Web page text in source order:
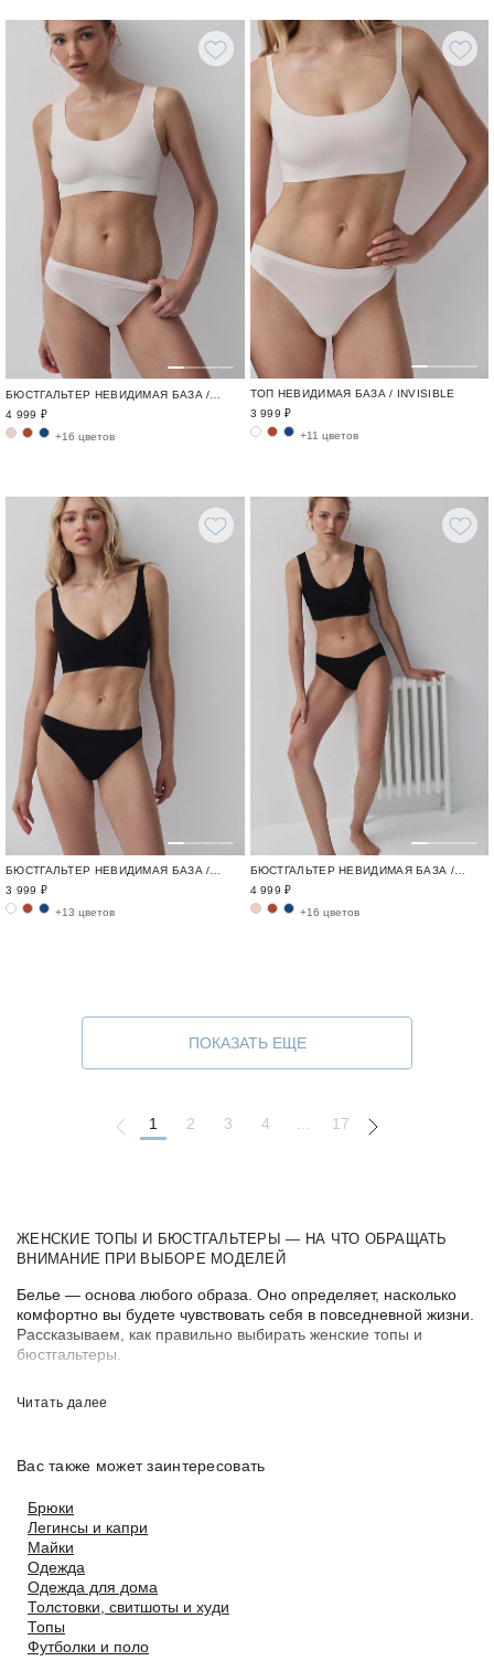
4 999 ₽
+16 цветов
ТОП НЕВИДИМАЯ БАЗА / INVISIBLE
3 999 ₽
+11 цветов
БЮСТГАЛЬТЕР НЕВИДИМАЯ БАЗА / INVISIBLE
3 999 ₽
+13 цветов
БЮСТГАЛЬТЕР НЕВИДИМАЯ БАЗА / INVISIBLE
4 999 ₽
+16 цветов
ПОКАЗАТЬ ЕЩЕ
1 2 3 4 ... 17
ЖЕНСКИЕ ТОПЫ И БЮСТГАЛЬТЕРЫ — НА ЧТО ОБРАЩАТЬ
ВНИМАНИЕ ПРИ ВЫБОРЕ МОДЕЛЕЙ
Белье — основа любого образа. Оно определяет, насколько
комфортно вы будете чувствовать себя в повседневной жизни.
Рассказываем, как правильно выбирать женские топы и
бюстгальтеры.
как базовый элемент — выполнены из мягких, эластичных
- Для особенных случаев — фактурный, изящный материал —
сатин, сетка, кружево, нарядные элементы, пуш-ап.
- Для спорта. Их задача — фиксировать грудь, обеспечивать
комфорт во время тренировки.
- Купальные — должны быстро сохнуть, хорошо сохранять
цвет и форму, подчеркивать загар и задавать настроение.
МАТЕРИАЛЫ И ОСОБЕННОСТИ ТКАНИ ТОПОВ И
Вас также может заинтересовать
Брюки
Легинсы и капри
Майки
Одежда
Одежда для дома
Толстовки, свитшоты и худи
Топы
Футболки и поло